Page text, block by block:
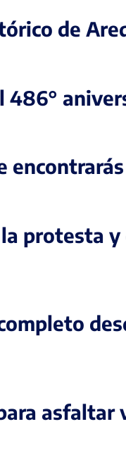
de
486°
protesta
asfaltar